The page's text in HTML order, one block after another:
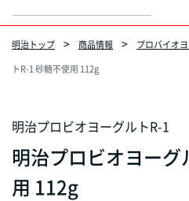
明治トップ 商品情報 プロバイオ
トR-1 砂糖不使用 112g
明治プロビオヨーグルトR-1
明治プロビオヨー
用 112g